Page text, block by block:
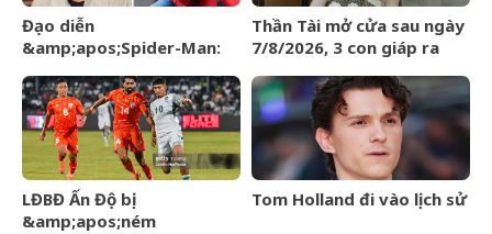
Đạo diễn
&amp;apos;Spider-Man:
Day&amp;apos; lên tiếng
về tin đồn liên quan đến
Thành Long
Thần Tài mở cửa sau ngày
7/8/2026, 3 con giáp ra
mỏi tay đếm tiền
LĐBĐ Ấn Độ bị
&amp;apos;ném
Tom Holland đi vào lịch sử